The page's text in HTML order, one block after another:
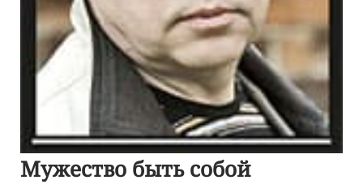
Мужество быть собой